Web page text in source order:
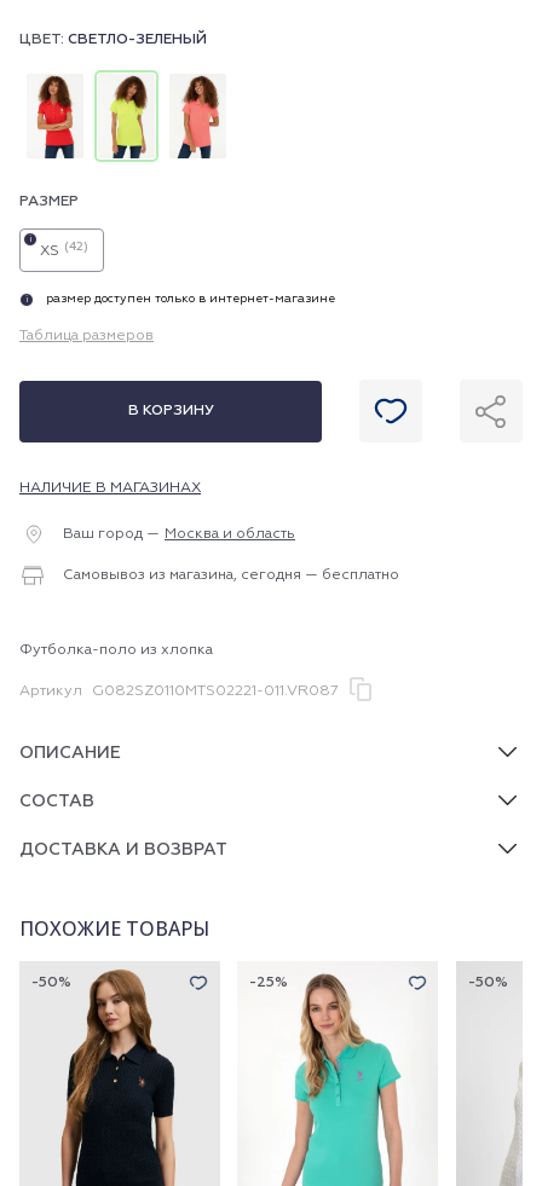
ЦВЕТ: СВЕТЛО-ЗЕЛЕНЫЙ
РАЗМЕР
XS (42)
i
i размер доступен только в интернет-магазине
Таблица размеров
В КОРЗИНУ
НАЛИЧИЕ В МАГАЗИНАХ
Ваш город — Москва и область
Самовывоз из магазина, сегодня — бесплатно
Футболка-поло из хлопка
Артикул G082SZ0110MTS02221-011.VR087
ОПИСАНИЕ
СОСТАВ
ДОСТАВКА И ВОЗВРАТ
ПОХОЖИЕ ТОВАРЫ
-50% -25% -50%